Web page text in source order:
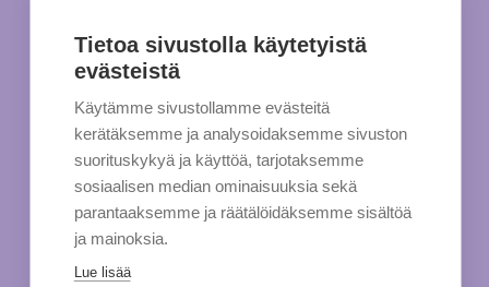
Tietoa sivustolla käytetyistä
evästeistä
Käytämme sivustollamme evästeitä
kerätäksemme ja analysoidaksemme sivuston
suorituskykyä ja käyttöä, tarjotaksemme
sosiaalisen median ominaisuuksia sekä
parantaaksemme ja räätälöidäksemme sisältöä
ja mainoksia.
Lue lisää